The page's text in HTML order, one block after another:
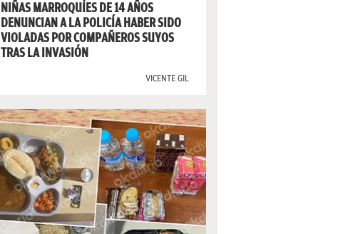
NIÑAS MARROQUÍES DE 14 AÑOS
DENUNCIAN A LA POLICÍA HABER SIDO
VIOLADAS POR COMPAÑEROS SUYOS
TRAS LA INVASIÓN
VICENTE GIL